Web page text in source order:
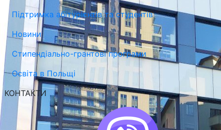
Підтримка абітурієнтів та студентів
Новини
Стипендіально-грантові програми
Освіта в Польщі
КОНТАКТИ